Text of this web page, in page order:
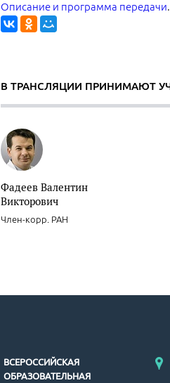
Описание и программа передачи.
В ТРАНСЛЯЦИИ ПРИНИМАЮТ
Фадеев Валентин
Викторович
Член-корр. РАН
ВСЕРОССИЙСКАЯ
ОБРАЗОВАТЕЛЬНАЯ